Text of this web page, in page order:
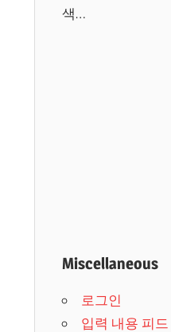
색…
Miscellaneous
로그인
입력 내용 피드